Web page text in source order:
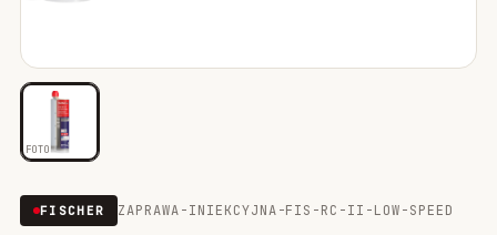
Mocowania do rusztowań
Wiertła i narzędzia
Mocowania elektryczne
FOTO
FISCHER ZAPRAWA-INIEKCYJNA-FIS-RC-II-LOW-SPEED